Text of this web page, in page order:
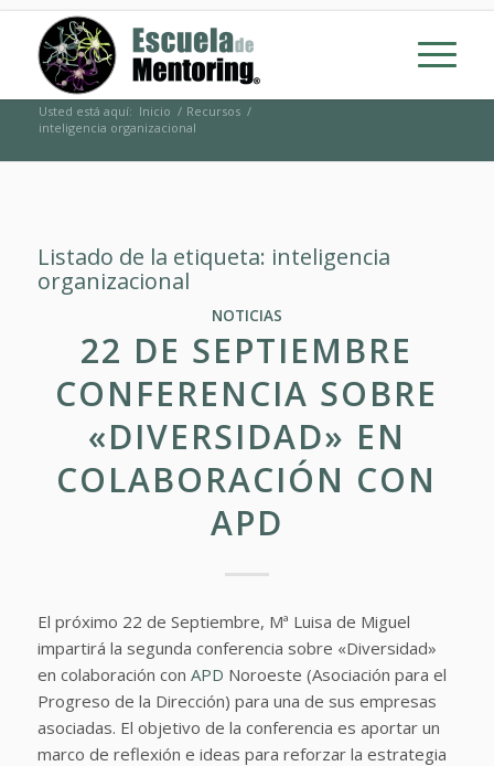
Usted está aquí: Inicio / Recursos /
inteligencia organizacional
Listado de la etiqueta: inteligencia
organizacional
NOTICIAS
22 DE SEPTIEMBRE
CONFERENCIA SOBRE
«DIVERSIDAD» EN
COLABORACIÓN CON
APD
El próximo 22 de Septiembre, Mª Luisa de Miguel
impartirá la segunda conferencia sobre «Diversidad»
en colaboración con APD Noroeste (Asociación para el
Progreso de la Dirección) para una de sus empresas
asociadas. El objetivo de la conferencia es aportar un
marco de reflexión e ideas para reforzar la estrategia